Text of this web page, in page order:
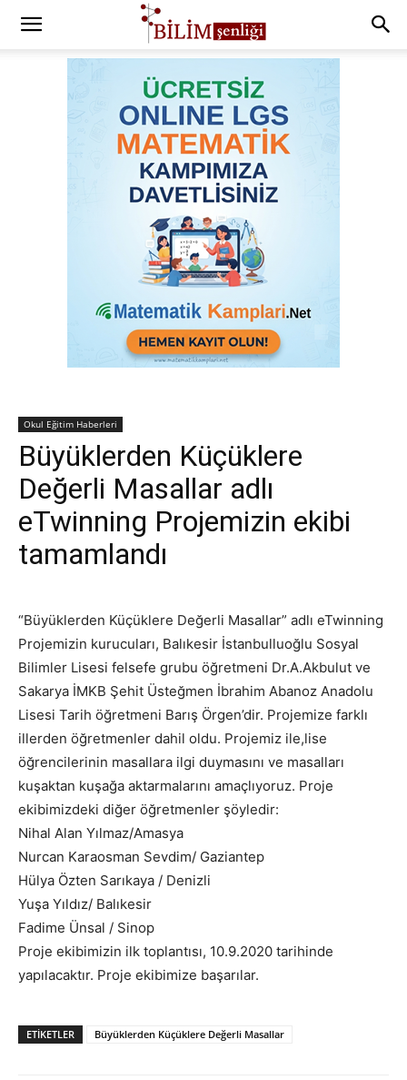
Okul Eğitim Haberleri
Büyüklerden Küçüklere
Değerli Masallar adlı
eTwinning Projemizin ekibi
tamamlandı
“Büyüklerden Küçüklere Değerli Masallar” adlı eTwinning
Projemizin kurucuları, Balıkesir İstanbulluoğlu Sosyal
Bilimler Lisesi felsefe grubu öğretmeni Dr.A.Akbulut ve
Sakarya İMKB Şehit Üsteğmen İbrahim Abanoz Anadolu
Lisesi Tarih öğretmeni Barış Örgen’dir. Projemize farklı
illerden öğretmenler dahil oldu. Projemiz ile,lise
öğrencilerinin masallara ilgi duymasını ve masalları
kuşaktan kuşağa aktarmalarını amaçlıyoruz. Proje
ekibimizdeki diğer öğretmenler şöyledir:
Nihal Alan Yılmaz/Amasya
Nurcan Karaosman Sevdim/ Gaziantep
Hülya Özten Sarıkaya / Denizli
Yuşa Yıldız/ Balıkesir
Fadime Ünsal / Sinop
Proje ekibimizin ilk toplantısı, 10.9.2020 tarihinde
yapılacaktır. Proje ekibimize başarılar.
ETIKETLER Büyüklerden Küçüklere Değerli Masallar